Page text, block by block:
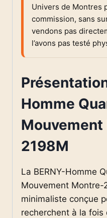
Univers de Montres
commission, sans
vendons pas
l’avons pas testé
Homme
2198M
La BERNY-Homme
Mouvement Montre-
minimaliste conçue
recherchent à la fois